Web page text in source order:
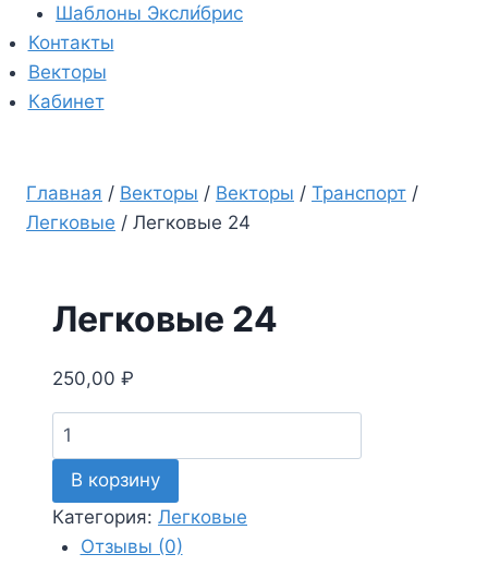
Шаблоны Эксли́брис
Контакты
Векторы
Кабинет
Главная / Векторы / Векторы / Транспорт /
Легковые / Легковые 24
Легковые 24
250,00 ₽
Количество
товара
Легковые
24
В корзину
Категория: Легковые
Отзывы (0)